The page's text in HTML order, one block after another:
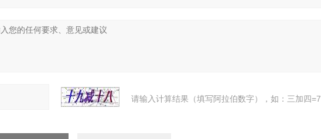
请输入计算结果（填写阿拉伯数字），如：三加四=7